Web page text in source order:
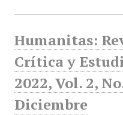
Humanitas:
Crítica y
2022, Vol. 2,
Diciembre